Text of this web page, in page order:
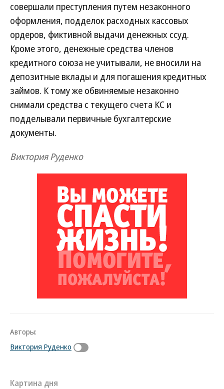
совершали преступления путем незаконного
оформления, подделок расходных кассовых
ордеров, фиктивной выдачи денежных ссуд.
Кроме этого, денежные средства членов
кредитного союза не учитывали, не вносили на
депозитные вклады и для погашения кредитных
займов. К тому же обвиняемые незаконно
снимали средства с текущего счета КС и
подделывали первичные бухгалтерские
документы.
Виктория Руденко
Авторы:
Виктория Руденко
Картина дня